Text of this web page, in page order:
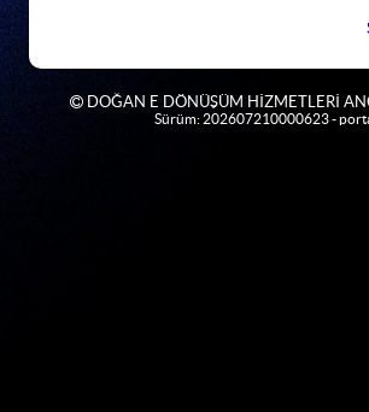
DOĞAN E DÖNÜŞÜM HİZMETLERİ
Sürüm: 202607210000623 -